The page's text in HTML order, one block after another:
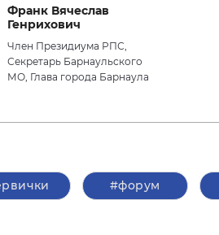
Франк Вячеслав
Генрихович
Член Президиума РПС,
Секретарь Барнаульского
МО, Глава города Барнаула
#форум